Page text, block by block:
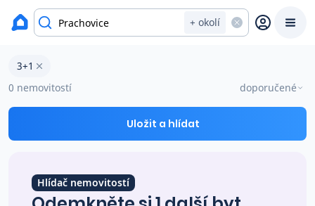
+ okolí
Prodat
Prodej s Reas.cz
okres Chrudim
Byty 3+1 na prodej Prachovice
3+1
0 nemovitostí
doporučené
Uložit a hlídat
Hlídač nemovitostí